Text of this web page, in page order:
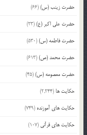
حضرت زینب (س)(66)
حضرت علی اکبر (ع)(23)
حضرت فاطمه (س)(530)
حضرت محمد (ص)(613)
حضرت معصومه (س)(45)
حکایت ها (2,244)
حکایت های آموزنده (749)
حکایت های قرآنی (107)